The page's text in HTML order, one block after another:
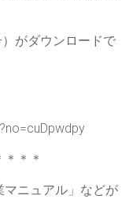
がダウンロードで
＊＊
マニュアル」などが